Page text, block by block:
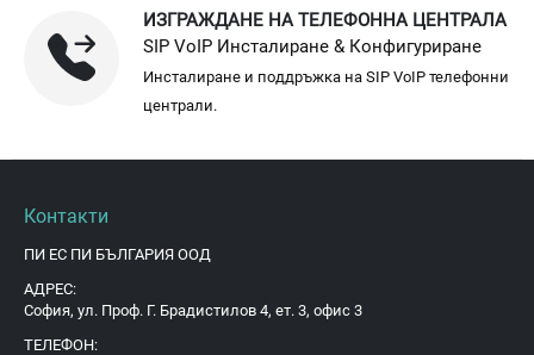
ИЗГРАЖДАНЕ НА ТЕЛЕФОННА ЦЕНТРАЛА
SIP VoIP Инсталиране & Конфигуриране
Инсталиране и поддръжка на SIP VoIP телефонни
централи.
Контакти
ПИ ЕС ПИ БЪЛГАРИЯ ООД
АДРЕС:
София, ул. Проф. Г. Брадистилов 4, ет. 3, офис 3
ТЕЛЕФОН: